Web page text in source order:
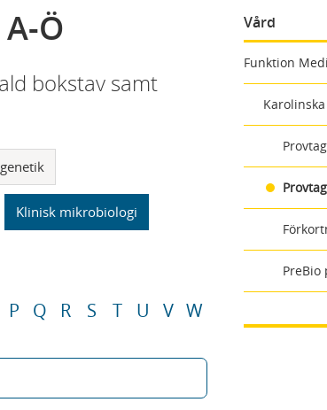
Vård
Funktion
Ö
bokstav samt
Klinisk mikrobiologi
P Q R S T U V W